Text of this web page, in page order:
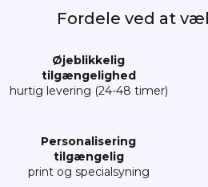
Fordele ved at
Øjeblikkelig
tilgængelighed
hurtig levering (24-48 timer)
Personalisering
tilgængelig
print og specialsyning